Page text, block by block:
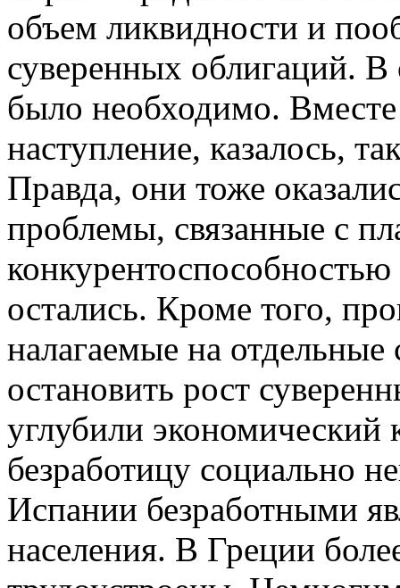
объем ликвидности и
суверенных облигаций. В
было необходимо.
наступление, казалось,
Правда, они тоже
проблемы, связанные с
остались. Кроме того,
налагаемые на
остановить рост
углубили экономический
безработицу социально
Испании безработными
населения. В Греции